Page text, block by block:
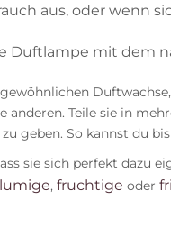
aus, oder wenn
Duftlampe mit dem
Teile sie in
geben. So kannst du
sie sich perfekt dazu
, fruchtige oder